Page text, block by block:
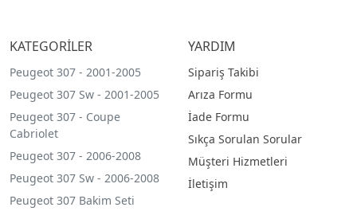
KATEGORİLER
Peugeot 307 - 2001-2005
Peugeot 307 Sw - 2001-2005
Peugeot 307 - Coupe
Cabriolet
Peugeot 307 - 2006-2008
Peugeot 307 Sw - 2006-2008
Peugeot 307 Bakim Seti
YARDIM
Sipariş Takibi
Arıza Formu
İade Formu
Sıkça Sorulan Sorular
Müşteri Hizmetleri
İletişim